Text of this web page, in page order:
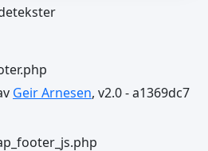
Geir Arnesen, v2.0 - a1369dc7